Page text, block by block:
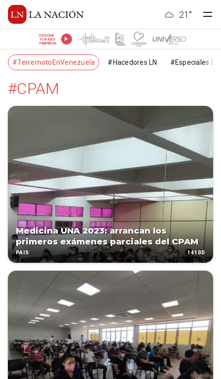
21 °
ESCUCHÁ
TU RADIO
PREFERIDA
#TerremotoEnVenezuela #Hacedores LN #Especiales LN
#CPAM
Medicina UNA 2023: arrancan los
primeros exámenes parciales del CPAM
PAÍS 1410D